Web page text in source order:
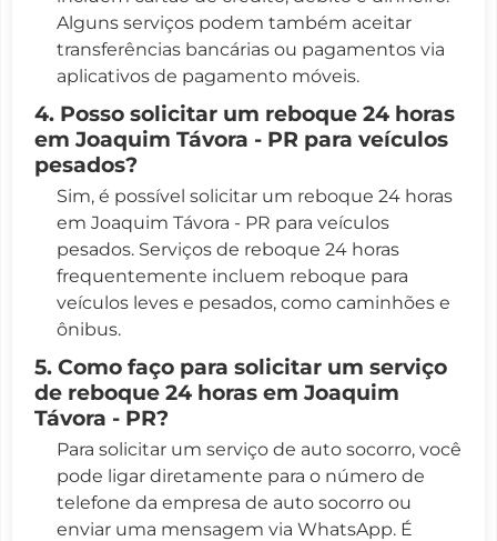
Alguns serviços podem também aceitar
transferências bancárias ou pagamentos via
aplicativos de pagamento móveis.
4. Posso solicitar um reboque 24 horas
em Joaquim Távora - PR para veículos
pesados?
Sim, é possível solicitar um reboque 24 horas
em Joaquim Távora - PR para veículos
pesados. Serviços de reboque 24 horas
frequentemente incluem reboque para
veículos leves e pesados, como caminhões e
ônibus.
5. Como faço para solicitar um serviço
de reboque 24 horas em Joaquim
Távora - PR?
Para solicitar um serviço de auto socorro, você
pode ligar diretamente para o número de
telefone da empresa de auto socorro ou
enviar uma mensagem via WhatsApp. É